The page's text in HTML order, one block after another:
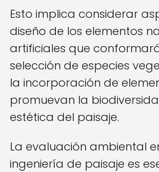
Esto implica considerar
diseño de los elementos
artificiales que
selección de especies
la incorporación de
promuevan la
estética del paisaje.
La evaluación ambiental
ingeniería de paisaje es